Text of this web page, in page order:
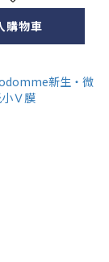
購物車